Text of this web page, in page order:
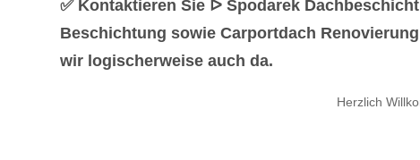
✅ Kontaktieren Sie ᐅ Spodarek
Beschichtung sowie Carportdach
wir logischerweise auch da.
Herzlich